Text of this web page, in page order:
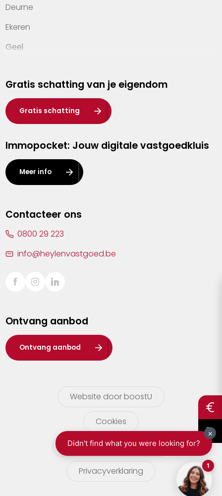
Contact
Deurne
Ekeren
Geel
Hasselt
Heist-op-den-Berg
Herentals
Kalmthout
Leuven
Lier
Sint-Truiden
Waasland
Wuustwezel
Zoersel
Gratis schatting van je eigendom
Gratis schatting
Immopocket: Jouw digitale vastgoedkluis
Meer info
Contacteer ons
0800 29 223
info@heylenvastgoed.be
Ontvang aanbod
Ontvang aanbod
Website door boostU
Cookies
gebruikersvoorwaarden
Privacyverklaring